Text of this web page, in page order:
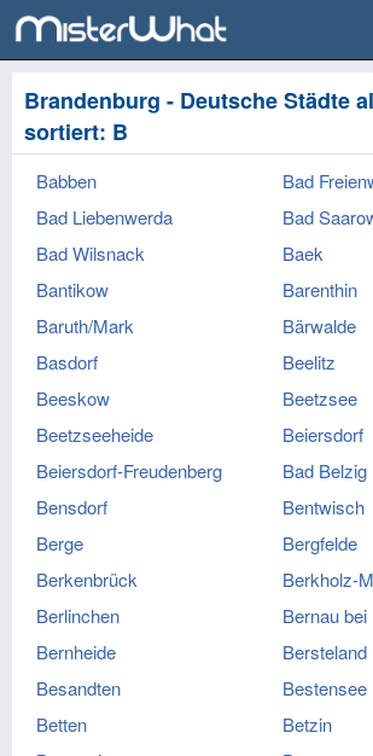
Brandenburg - Deutsche Städte
sortiert: B
Babben
Bad
Bad Liebenwerda
Bad
Bad Wilsnack
Baek
Bantikow
Barenthin
Baruth/Mark
Bärwalde
Basdorf
Beelitz
Beeskow
Beetzsee
Beetzseeheide
Beiersdorf
Beiersdorf-Freudenberg
Bad Belzig
Bensdorf
Bentwisch
Berge
Bergfelde
Berkenbrück
Berkholz-
Berlinchen
Bernau bei
Bernheide
Bersteland
Besandten
Bestensee
Betten
Betzin